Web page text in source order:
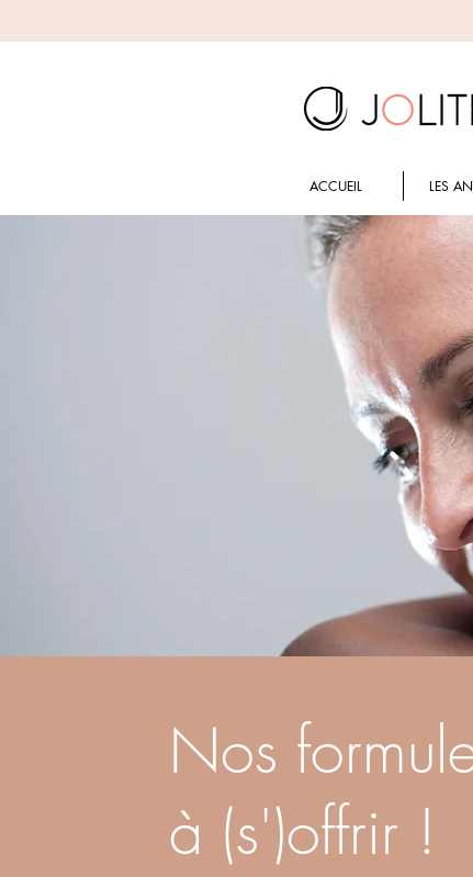
ACCUEIL LES
Nos
à (s')offrir !